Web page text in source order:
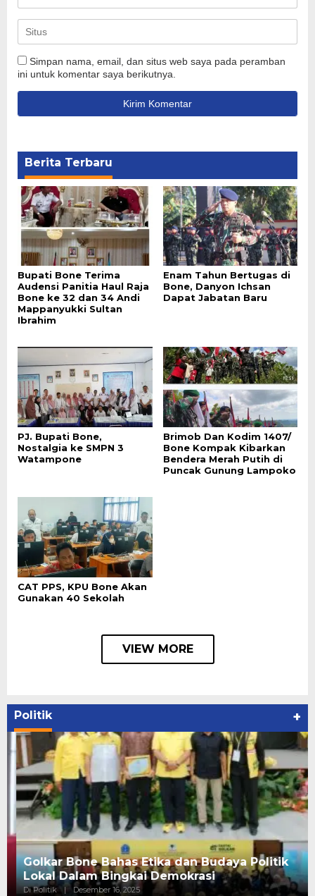
Simpan nama, email, dan situs web saya pada peramban
ini untuk komentar saya berikutnya.
Berita Terbaru
Bupati Bone Terima
Audensi Panitia Haul Raja
Bone ke 32 dan 34 Andi
Mappanyukki Sultan
Ibrahim
Enam Tahun Bertugas di
Bone, Danyon Ichsan
Dapat Jabatan Baru
PJ. Bupati Bone,
Nostalgia ke SMPN 3
Watampone
Brimob Dan Kodim 1407/
Bone Kompak Kibarkan
Bendera Merah Putih di
Puncak Gunung Lampoko
CAT PPS, KPU Bone Akan
Gunakan 40 Sekolah
VIEW MORE
Politik +
Golkar Bone Bahas Etika dan Budaya Politik
Lokal Dalam Bingkai Demokrasi
Di Politik | Desember 16, 2025